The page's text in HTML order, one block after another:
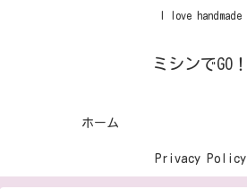
I love handmade
ミシンでGO！
ホーム
Privacy Policy